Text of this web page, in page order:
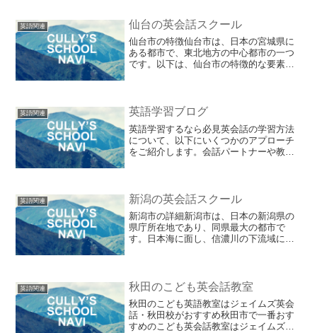
英語関連 仙台の英会話スクール
仙台市の特徴仙台市は、日本の宮城県に
ある都市で、東北地方の中心都市の一つ
です。以下は、仙台市の特徴的な要素の
響が見られます。市内...
英語関連 英語学習ブログ
英語学習するなら必見英会話の学習方法
について、以下にいくつかのアプローチ
をご紹介します。会話パートナーや教師
オンラインで語学交換パー...
英語関連 新潟の英会話スクール
新潟市の詳細新潟市は、日本の新潟県の
県庁所在地であり、同県最大の都市で
す。日本海に面し、信濃川の下流域に位
ます。新潟市は、米や...
英語関連 秋田のこども英会話教室
秋田のこども英語教室はジェイムズ英会
話・秋田校がおすすめ秋田市で一番おす
すめのこども英会話教室はジェイムズ英